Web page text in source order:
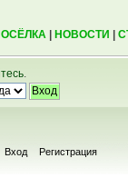
| НОВОСТИ
.
Вход Регистрация